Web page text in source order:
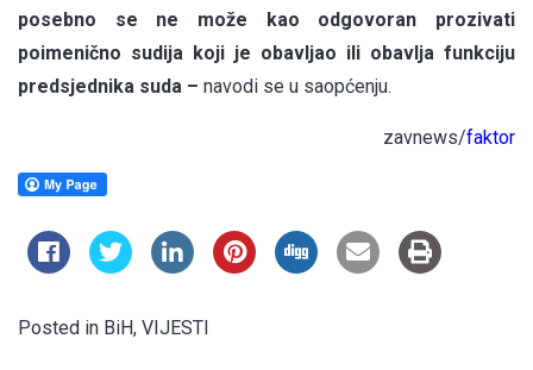
posebno se ne može kao odgovoran prozivati
poimenično sudija koji je obavljao ili obavlja funkciju
predsjednika suda – navodi se u saopćenju.
zavnews/faktor
Posted in BiH, VIJESTI